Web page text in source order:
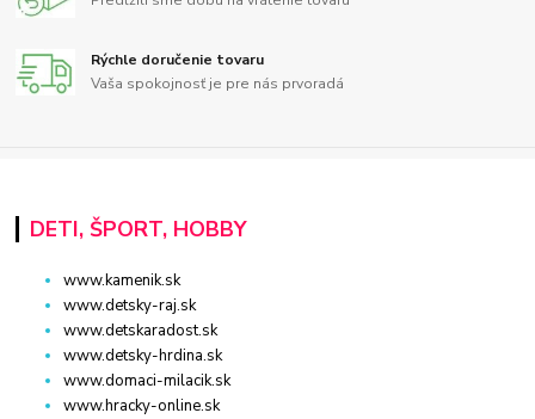
Rýchle doručenie tovaru
Vaša spokojnosť je pre nás prvoradá
DETI, ŠPORT, HOBBY
www.kamenik.sk
www.detsky-raj.sk
www.detskaradost.sk
www.detsky-hrdina.sk
www.domaci-milacik.sk
www.hracky-online.sk